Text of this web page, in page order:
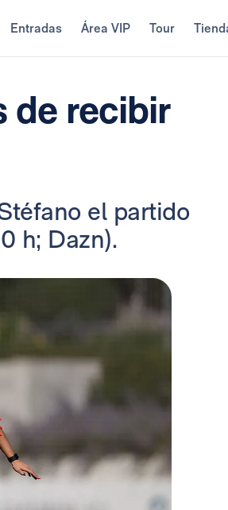
Entradas Área VIP Tour
de recibir
el partido
h; Dazn).